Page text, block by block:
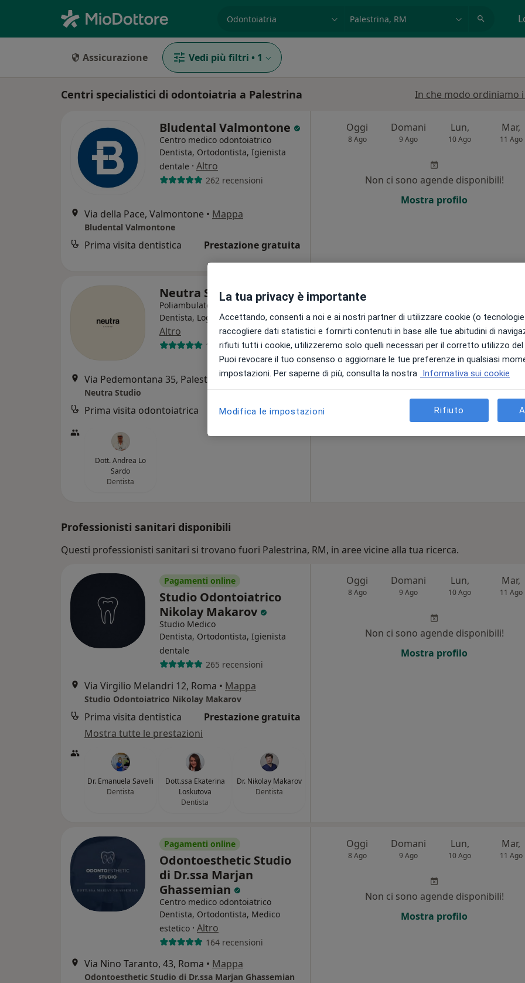
Assicurazione Vedi più filtri • 1
Centri specialistici di odontoiatria a Palestrina In che modo ordiniamo
Bludental Valmontone
Centro medico odontoiatrico
Dentista, Ortodontista, Igienista
dentale · Altro
262 recensioni
Via della Pace, Valmontone • Mappa
Bludental Valmontone
Prima visita dentistica Prestazione gratuita
Oggi
8 Ago
Domani
9 Ago
Lun,
10 Ago
Mar,
11 Ago
Non ci sono agende disponibili!
Mostra profilo
Neutra Studio
Poliambulatorio
Dentista, Logopedista, Psicologo·
Altro
121 recensioni
Via Pedemontana 35, Palestrina• Mappa
Neutra Studio
Prima visita odontoiatrica 70 €
Dott. Andrea Lo
Sardo
Dentista
Oggi
Non ci sono agende disponibili!
Mostra profilo
Professionisti sanitari disponibili
Questi professionisti sanitari si trovano fuori Palestrina, RM, in aree vicine alla tua ricerca.
Pagamenti online
Studio Odontoiatrico
Nikolay Makarov
Studio Medico
Dentista, Ortodontista, Igienista
dentale
265 recensioni
Via Virgilio Melandri 12, Roma • Mappa
Studio Odontoiatrico Nikolay Makarov
Prima visita dentistica
Prestazione gratuita
Mostra tutte le prestazioni
Dr. Emanuela Savelli
Dentista
Dott.ssa Ekaterina
Loskutova
Dentista
Dr. Nikolay Makarov
Dentista
Oggi
8 Ago
Domani
9 Ago
Lun,
10 Ago
Mar,
11 Ago
Non ci sono agende disponibili!
Mostra profilo
Pagamenti online
Odontoesthetic Studio
di Dr.ssa Marjan
Ghassemian
Centro medico odontoiatrico
Dentista, Ortodontista, Medico
estetico · Altro
164 recensioni
Via Nino Taranto, 43, Roma • Mappa
Odontoesthetic Studio di Dr.ssa Marjan Ghassemian
Oggi
8 Ago
Domani
9 Ago
Lun,
10 Ago
Mar,
11 Ago
Non ci sono agende disponibili!
Mostra profilo
La tua privacy è importante
Accettando, consenti a noi e ai nostri partner di utilizzare cookie (o
raccogliere dati statistici e fornirti contenuti in base alle tue abitudini di
rifiuti tutti i cookie, utilizzeremo solo quelli necessari per il corretto utilizzo
Puoi revocare il tuo consenso o aggiornare le tue preferenze in qualsiasi
impostazioni. Per saperne di più, consulta la nostra Informativa sui cookie
Modifica le impostazioni Rifiuto